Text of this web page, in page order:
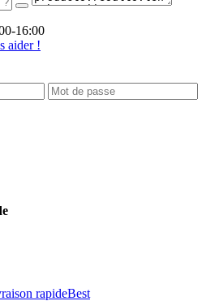
16:00
aider !
rapideBest